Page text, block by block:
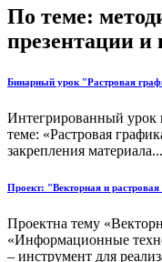
По теме:
презентации и
Бинарный урок "Растровая
Интегрированный урок
теме: «Растровая
закрепления
Проект: "Векторная и
Проектна тему
«Информационные
– инструмент для